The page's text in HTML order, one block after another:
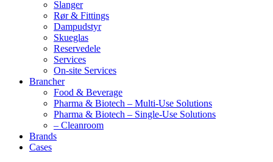
Slanger
Rør & Fittings
Dampudstyr
Skueglas
Reservedele
Services
On-site Services
Brancher
Food & Beverage
Pharma & Biotech – Multi-Use Solutions
Pharma & Biotech – Single-Use Solutions
– Cleanroom
Brands
Cases